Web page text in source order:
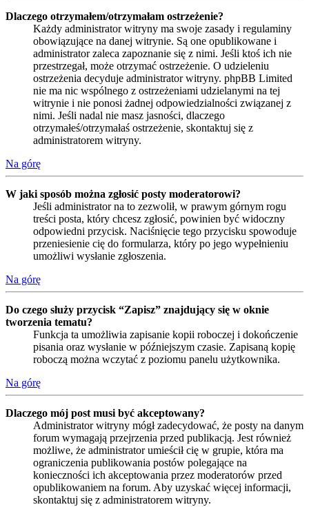
Dlaczego otrzymałem/otrzymałam ostrzeżenie?
Każdy administrator witryny ma swoje zasady i regulaminy
obowiązujące na danej witrynie. Są one opublikowane i
administrator zaleca zapoznanie się z nimi. Jeśli ktoś ich nie
przestrzegał, może otrzymać ostrzeżenie. O udzieleniu
ostrzeżenia decyduje administrator witryny. phpBB Limited
nie ma nic wspólnego z ostrzeżeniami udzielanymi na tej
witrynie i nie ponosi żadnej odpowiedzialności związanej z
nimi. Jeśli nadal nie masz jasności, dlaczego
otrzymałeś/otrzymałaś ostrzeżenie, skontaktuj się z
administratorem witryny.
Na górę
W jaki sposób można zgłosić posty moderatorowi?
Jeśli administrator na to zezwolił, w prawym górnym rogu
treści posta, który chcesz zgłosić, powinien być widoczny
odpowiedni przycisk. Naciśnięcie tego przycisku spowoduje
przeniesienie cię do formularza, który po jego wypełnieniu
umożliwi wysłanie zgłoszenia.
Na górę
Do czego służy przycisk “Zapisz” znajdujący się w oknie
tworzenia tematu?
Funkcja ta umożliwia zapisanie kopii roboczej i dokończenie
pisania oraz wysłanie w późniejszym czasie. Zapisaną kopię
roboczą można wczytać z poziomu panelu użytkownika.
Na górę
Dlaczego mój post musi być akceptowany?
Administrator witryny mógł zadecydować, że posty na danym
forum wymagają przejrzenia przed publikacją. Jest również
możliwe, że administrator umieścił cię w grupie, która ma
ograniczenia publikowania postów polegające na
konieczności ich akceptowania przez moderatorów przed
opublikowaniem na forum. Aby uzyskać więcej informacji,
skontaktuj się z administratorem witryny.